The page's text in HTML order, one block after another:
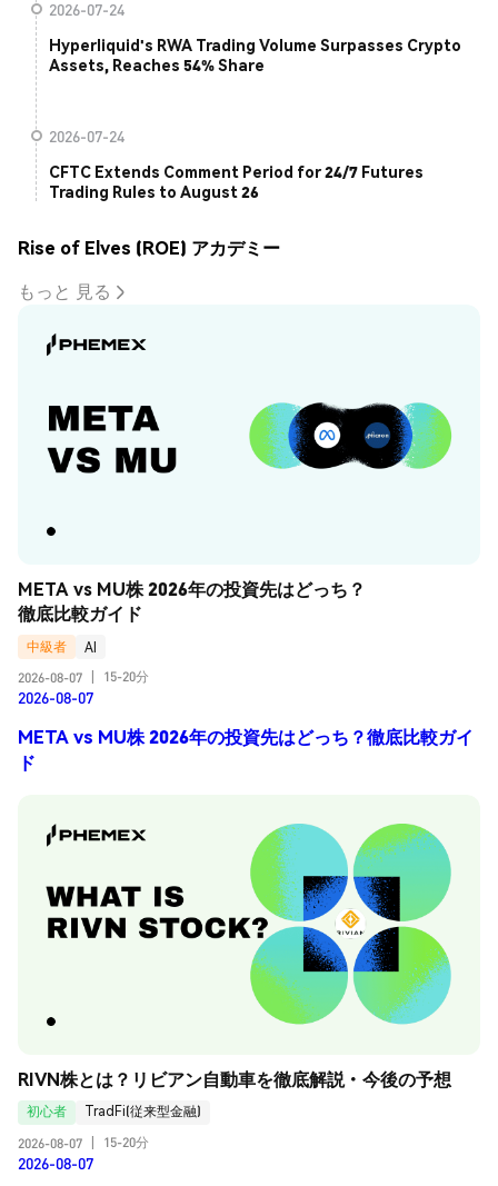
2026-07-24
Hyperliquid's RWA Trading Volume Surpasses Crypto
Assets, Reaches 54% Share
2026-07-24
CFTC Extends Comment Period for 24/7 Futures
Trading Rules to August 26
Rise of Elves (ROE) アカデミー
もっと 見る
META vs MU株 2026年の投資先はどっち？
徹底比較ガイド
中級者
AI
2026-08-07
15-20分
2026-08-07
META vs MU株 2026年の投資先はどっち？徹底比較ガイ
ド
RIVN株とは？リビアン自動車を徹底解説・今後の予想
初心者
TradFi(従来型金融)
2026-08-07
15-20分
2026-08-07